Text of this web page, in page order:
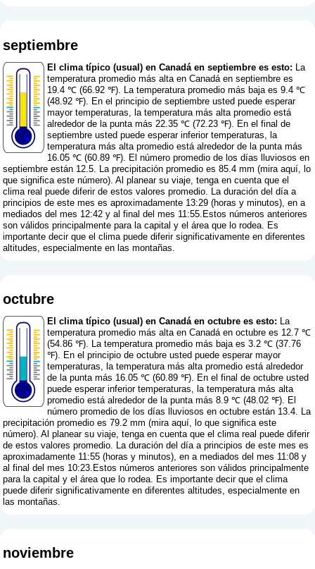
septiembre
El clima típico (usual) en Canadá en septiembre es esto: La
temperatura promedio más alta en Canadá en septiembre es
19.4 ℃ (66.92 ℉). La temperatura promedio más baja es 9.4 ℃
(48.92 ℉). En el principio de septiembre usted puede esperar
mayor temperaturas, la temperatura más alta promedio está
alrededor de la punta más 22.35 ℃ (72.23 ℉). En el final de
septiembre usted puede esperar inferior temperaturas, la
temperatura más alta promedio está alrededor de la punta más
16.05 ℃ (60.89 ℉). El número promedio de los días lluviosos en
septiembre están 12.5. La precipitación promedio es 85.4 mm (mira aquí, lo
que significa este número). Al planear su viaje, tenga en cuenta que el
clima real puede diferir de estos valores promedio. La duración del día a
principios de este mes es aproximadamente 13:29 (horas y minutos), en a
mediados del mes 12:42 y al final del mes 11:55.Estos números anteriores
son válidos principalmente para la capital y el área que lo rodea. Es
importante decir que el clima puede diferir significativamente en diferentes
altitudes, especialmente en las montañas.
octubre
El clima típico (usual) en Canadá en octubre es esto: La
temperatura promedio más alta en Canadá en octubre es 12.7 ℃
(54.86 ℉). La temperatura promedio más baja es 3.2 ℃ (37.76
℉). En el principio de octubre usted puede esperar mayor
temperaturas, la temperatura más alta promedio está alrededor
de la punta más 16.05 ℃ (60.89 ℉). En el final de octubre usted
puede esperar inferior temperaturas, la temperatura más alta
promedio está alrededor de la punta más 8.9 ℃ (48.02 ℉). El
número promedio de los días lluviosos en octubre están 13.4. La
precipitación promedio es 79.2 mm (mira aquí, lo que significa este
número). Al planear su viaje, tenga en cuenta que el clima real puede diferir
de estos valores promedio. La duración del día a principios de este mes es
aproximadamente 11:55 (horas y minutos), en a mediados del mes 11:08 y
al final del mes 10:23.Estos números anteriores son válidos principalmente
para la capital y el área que lo rodea. Es importante decir que el clima
puede diferir significativamente en diferentes altitudes, especialmente en
las montañas.
noviembre